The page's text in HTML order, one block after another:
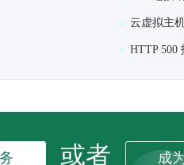
云虚拟主
HTTP 500
或者 成